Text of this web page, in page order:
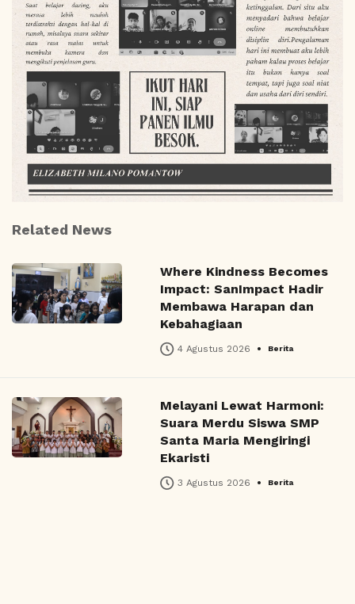
Related News
Where Kindness Becomes
Impact: SanImpact Hadir
Membawa Harapan dan
Kebahagiaan
4 Agustus 2026 • Berita
Melayani Lewat Harmoni:
Suara Merdu Siswa SMP
Santa Maria Mengiringi
Ekaristi
3 Agustus 2026 • Berita